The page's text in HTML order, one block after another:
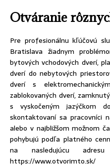
Otváranie
Pre profesionálnu kľúčovú
Bratislava žiadnym
bytových vchodových dverí,
dverí do nebytových
dverí s
zablokovaných dverí,
s vyskočeným jazýčkom
skontaktovaní sa pracovníci
alebo v najbližšom možnom
pohybujú podľa platného
na nasledujúcu
https://www.otvorimto.sk/